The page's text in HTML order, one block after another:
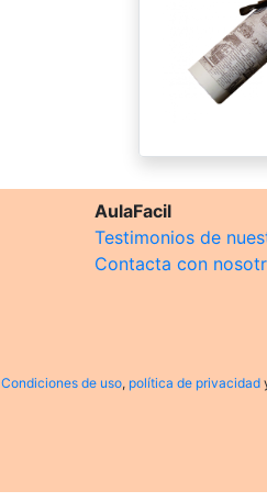
AulaFacil
Testimonios de
Contacta con
Condiciones de uso, política de privacidad